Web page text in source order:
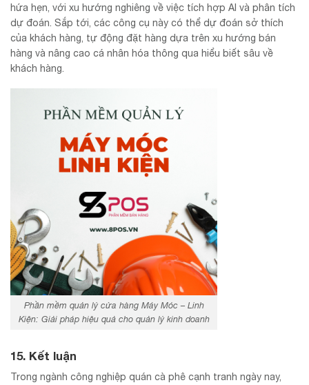
hứa hẹn, với xu hướng nghiêng về việc tích hợp AI và phân tích
dự đoán. Sắp tới, các công cụ này có thể dự đoán sở thích
của khách hàng, tự động đặt hàng dựa trên xu hướng bán
hàng và nâng cao cá nhân hóa thông qua hiểu biết sâu về
khách hàng.
Phần mềm quản lý cửa hàng Máy Móc – Linh
Kiện: Giải pháp hiệu quả cho quản lý kinh doanh
15. Kết luận
Trong ngành công nghiệp quán cà phê cạnh tranh ngày nay,